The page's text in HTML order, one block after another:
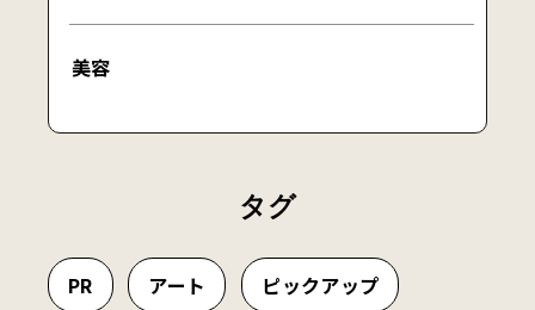
美容
タグ
PR アート ピックアップ